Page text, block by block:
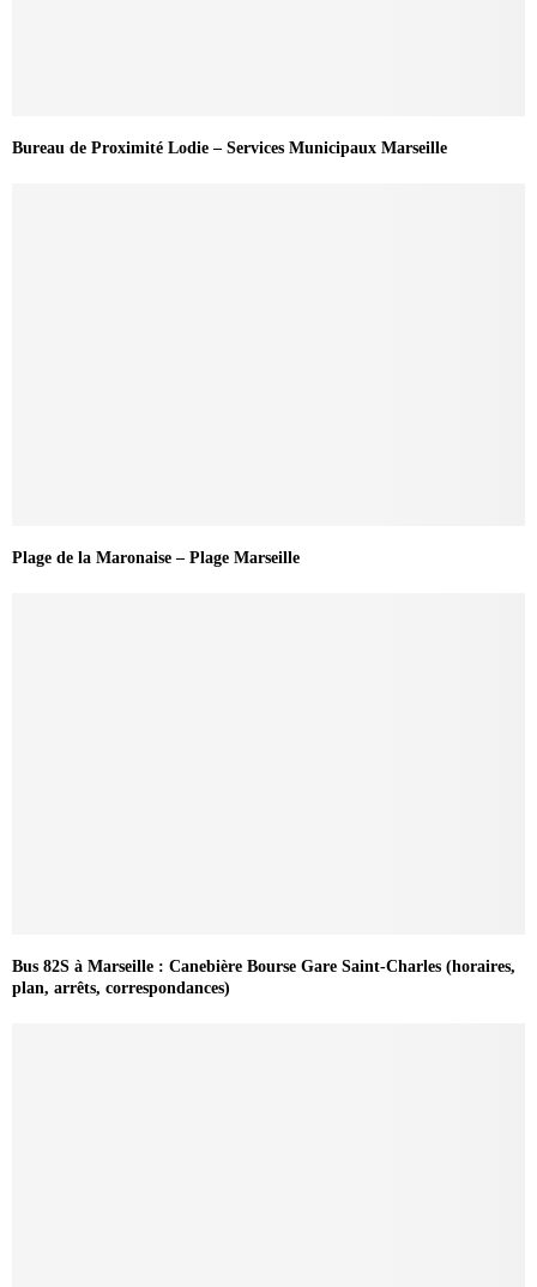
Bureau de Proximité Lodie – Services Municipaux Marseille
Plage de la Maronaise – Plage Marseille
Bus 82S à Marseille : Canebière Bourse Gare Saint-Charles (horaires,
plan, arrêts, correspondances)